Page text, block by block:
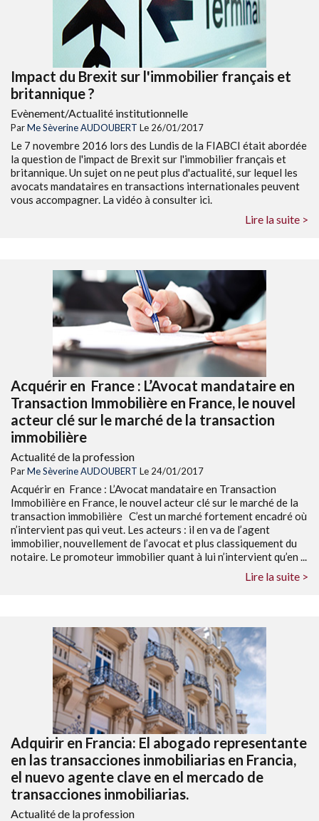
Impact du Brexit sur l'immobilier français et
britannique ?
Evènement/Actualité institutionnelle
ParMe Sèverine AUDOUBERT Le 26/01/2017
Le 7 novembre 2016 lors des Lundis de la FIABCI était abordée
la question de l'impact de Brexit sur l'immobilier français et
britannique. Un sujet on ne peut plus d'actualité, sur lequel les
avocats mandataires en transactions internationales peuvent
vous accompagner. La vidéo à consulter ici.
Lire la suite >
Acquérir en France : L’Avocat mandataire en
Transaction Immobilière en France, le nouvel
acteur clé sur le marché de la transaction
immobilière
Actualité de la profession
ParMe Sèverine AUDOUBERT Le 24/01/2017
Acquérir en France : L’Avocat mandataire en Transaction
Immobilière en France, le nouvel acteur clé sur le marché de la
transaction immobilière C’est un marché fortement encadré où
n’intervient pas qui veut. Les acteurs : il en va de l’agent
immobilier, nouvellement de l’avocat et plus classiquement du
notaire. Le promoteur immobilier quant à lui n’intervient qu’en ...
Lire la suite >
Adquirir en Francia: El abogado representante
en las transacciones inmobiliarias en Francia,
el nuevo agente clave en el mercado de
transacciones inmobiliarias.
Actualité de la profession